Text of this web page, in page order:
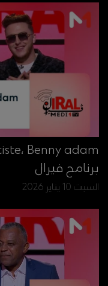
برنامج فيرال
السبت 10 يناير 2026